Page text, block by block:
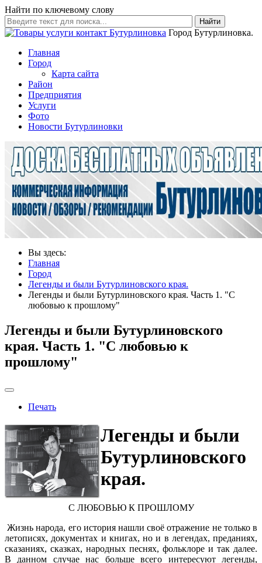
Найти по ключевому слову
Найти
Город Бутурлиновка.
Главная
Город
Карта сайта
Район
Предприятия
Услуги
Фото
Новости Бутурлиновки
Вы здесь:
Главная
Город
Легенды и были Бутурлиновского края.
Легенды и были Бутурлиновского края. Часть 1. "С
любовью к прошлому"
Легенды и были Бутурлиновского
края. Часть 1. "С любовью к
прошлому"
Печать
Легенды и были
Бутурлиновского
края.
С ЛЮБОВЬЮ К ПРОШЛОМУ
Жизнь народа, его история нашли своё отражение не только в
летописях, документах и книгах, но и в легендах, преданиях,
сказаниях, сказках, народных песнях, фольклоре и так далее.
В данном случае нас больше всего интересуют легенды,